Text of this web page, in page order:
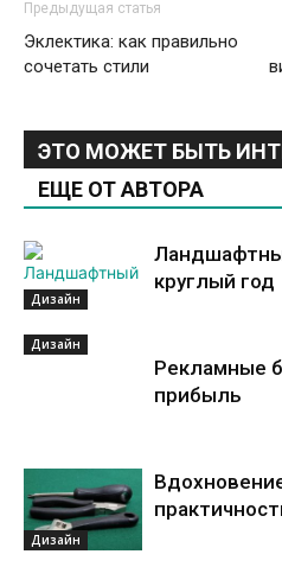
Предыдущая статья
Эклектика: как правильно
сочетать стили
ЭТО МОЖЕТ БЫТЬ
ЕЩЕ ОТ АВТОРА
Дизайн
круглый год
Дизайн
Рекламные
прибыль
Дизайн